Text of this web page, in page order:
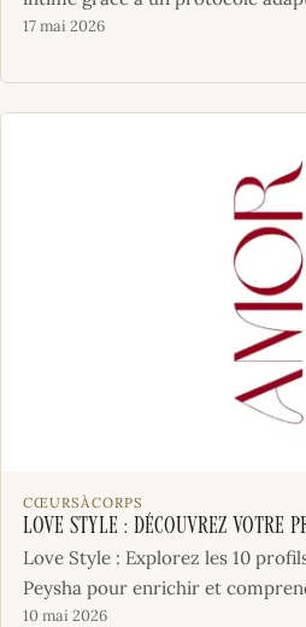
17 mai 2026
CŒURSÀCORPS
Love Style : Découvrez votre
Love Style : Explorez les 10
Peysha pour enrichir et
10 mai 2026